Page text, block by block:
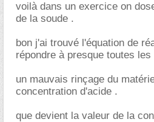
voilà dans un exercice on
de la soude .
bon j'ai trouvé l'équation de
répondre à presque toutes
un mauvais rinçage du
concentration d'acide .
que devient la valeur de la